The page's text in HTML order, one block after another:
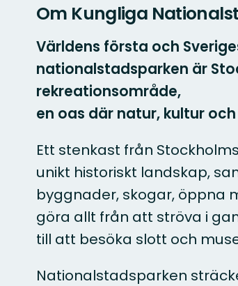
Om Kungliga
Världens första och
nationalstadsparken är
rekreationsområde,
en oas där natur, kultur
Ett stenkast från
unikt historiskt landskap,
byggnader, skogar, öppna
göra allt från att ströva i
till att besöka slott och
Nationalstadsparken